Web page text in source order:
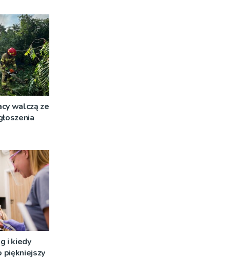
walczą ze
i kiedy
piękniejszy